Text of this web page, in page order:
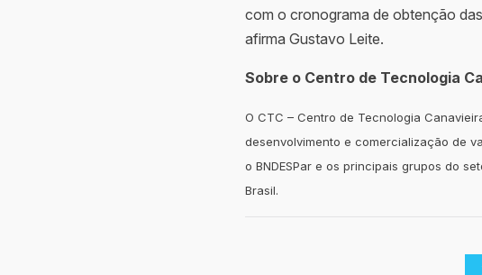
com o cronograma de obtenção
afirma Gustavo Leite.
Sobre o Centro de Tecnologia
O CTC – Centro de Tecnologia
desenvolvimento e comercialização de
o BNDESPar e os principais grupos do
Brasil.